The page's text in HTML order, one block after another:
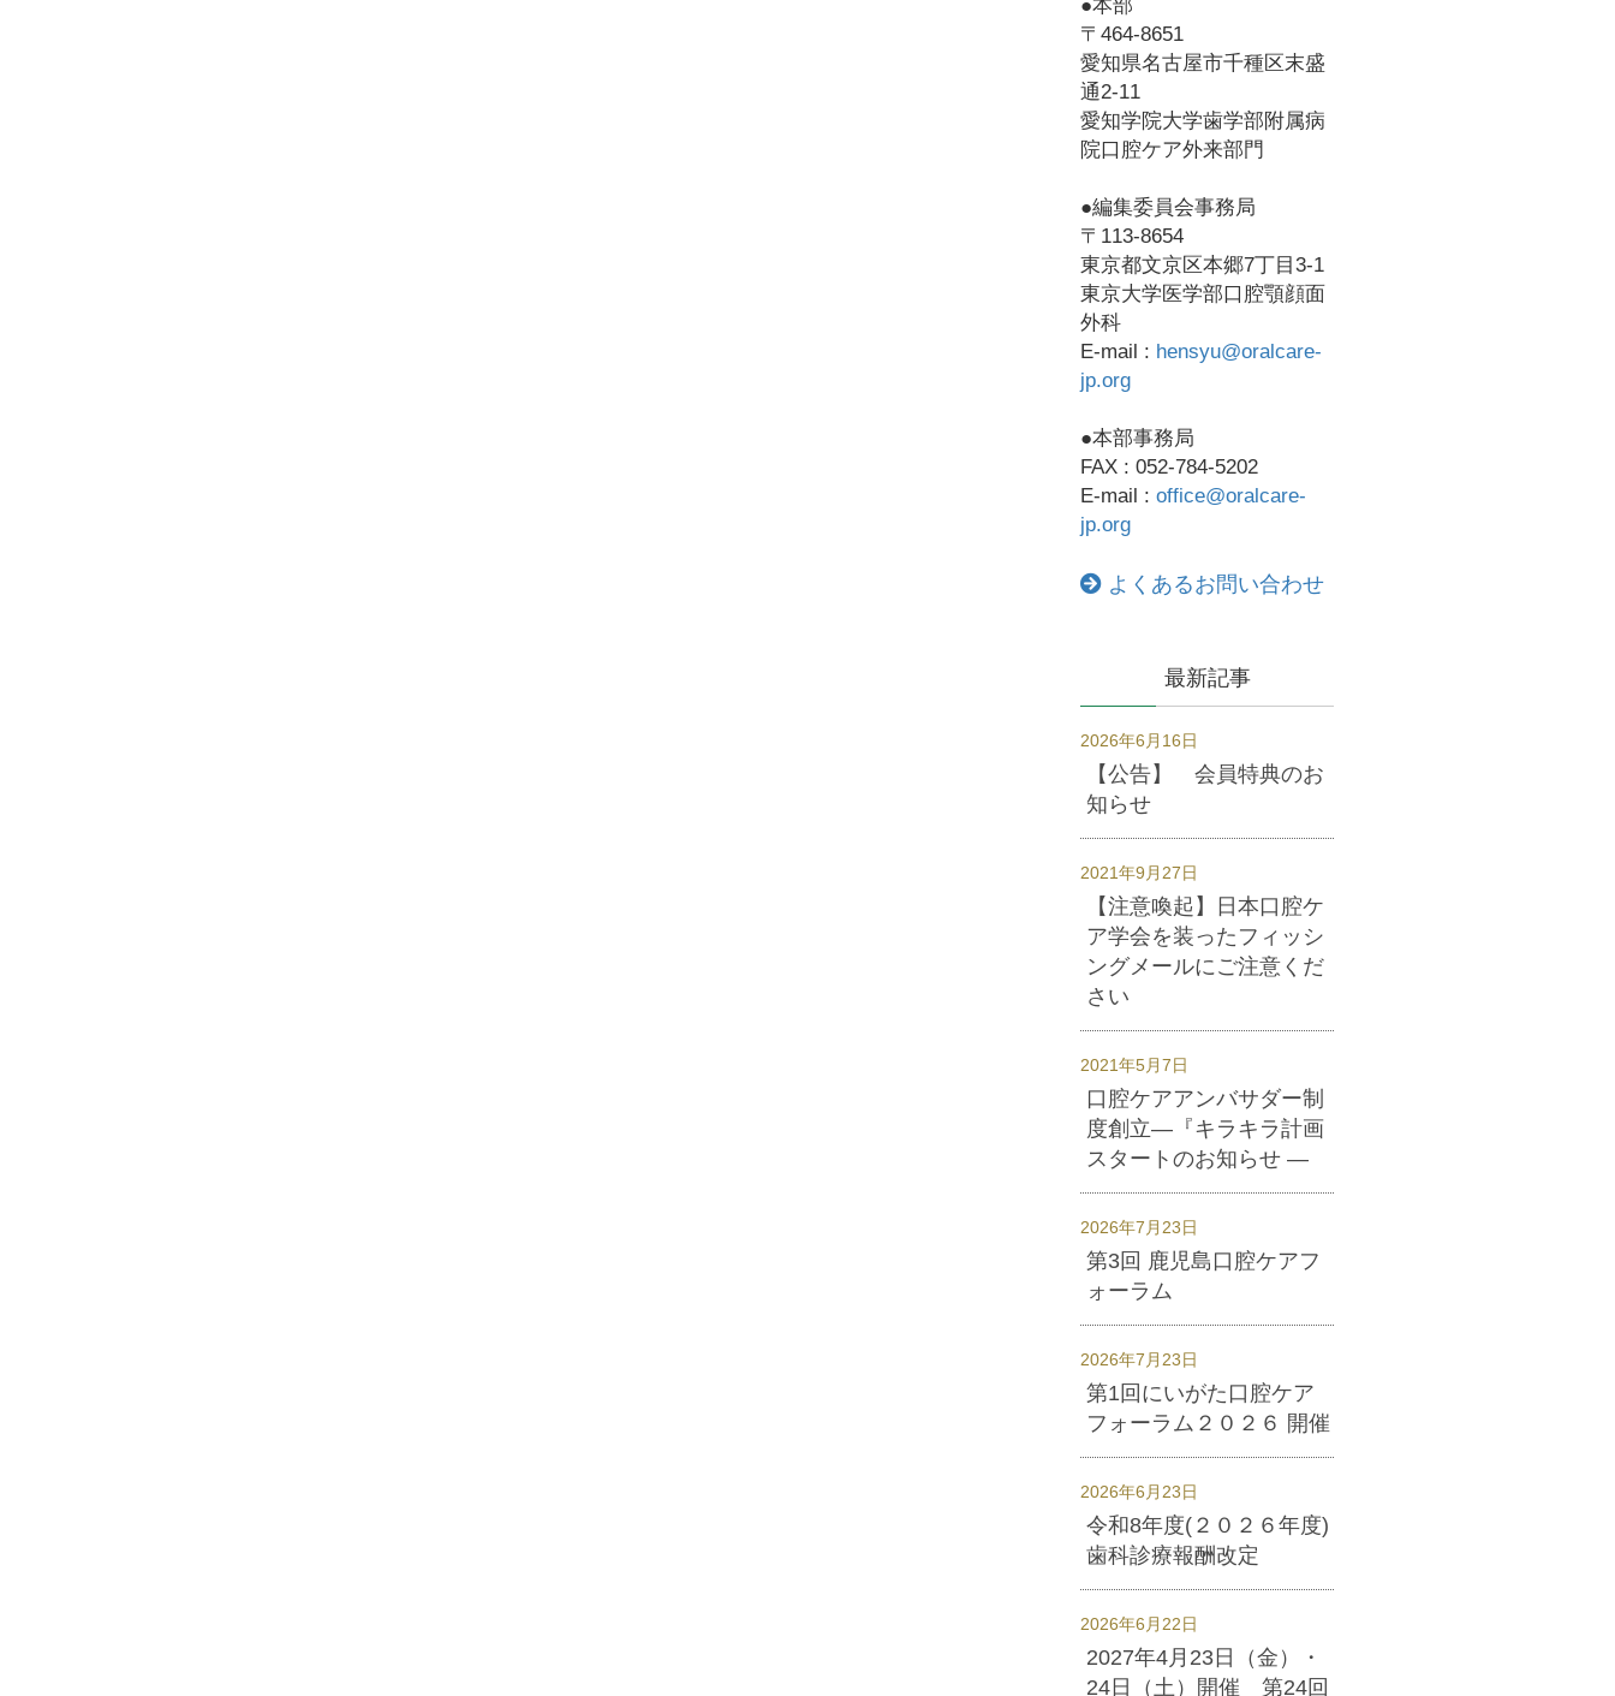
●本部
〒464-8651
愛知県名古屋市千種区末盛
通2-11
愛知学院大学歯学部附属病
院口腔ケア外来部門
●編集委員会事務局
〒113-8654
東京都文京区本郷7丁目3-1
東京大学医学部口腔顎顔面
外科
E-mail : hensyu@oralcare-
jp.org
●本部事務局
FAX : 052-784-5202
E-mail : office@oralcare-
jp.org
よくあるお問い合わせ
最新記事
2026年6月16日
【公告】 会員特典のお
知らせ
2021年9月27日
【注意喚起】日本口腔ケ
ア学会を装ったフィッシ
ングメールにご注意くだ
さい
2021年5月7日
口腔ケアアンバサダー制
度創立―『キラキラ計画
スタートのお知らせ ―
2026年7月23日
第3回 鹿児島口腔ケアフ
ォーラム
2026年7月23日
第1回にいがた口腔ケア
フォーラム２０２６ 開催
2026年6月23日
令和8年度(２０２６年度)
歯科診療報酬改定
2026年6月22日
2027年4月23日（金）・
24日（土）開催 第24回